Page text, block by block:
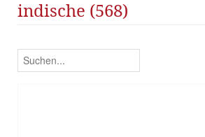
indische (568)